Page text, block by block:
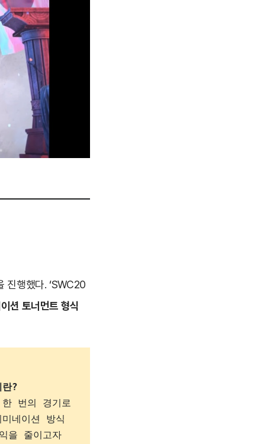
진행했다. ‘SWC20
션 토너먼트 형식
?
번의 경기로
네이션 방식
을 줄이고자